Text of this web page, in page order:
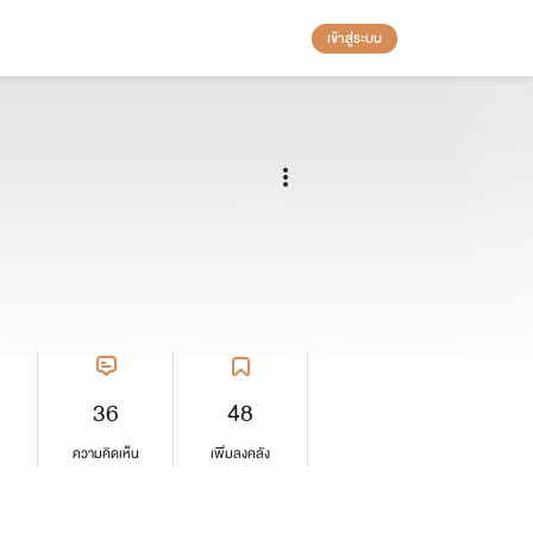
เข้าสู่ระบบ
36
ความคิดเห็น
48
เพิ่มลงคลัง